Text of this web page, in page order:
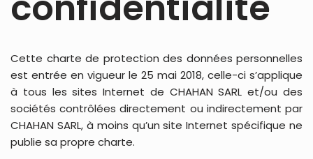
Cette charte de protection des données personnelles
est entrée en vigueur le 25 mai 2018, celle-ci s’applique
à tous les sites Internet de CHAHAN SARL et/ou des
sociétés contrôlées directement ou indirectement par
CHAHAN SARL, à moins qu’un site Internet spécifique ne
publie sa propre charte.